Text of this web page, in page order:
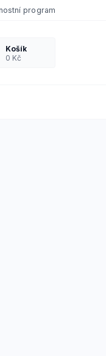
program